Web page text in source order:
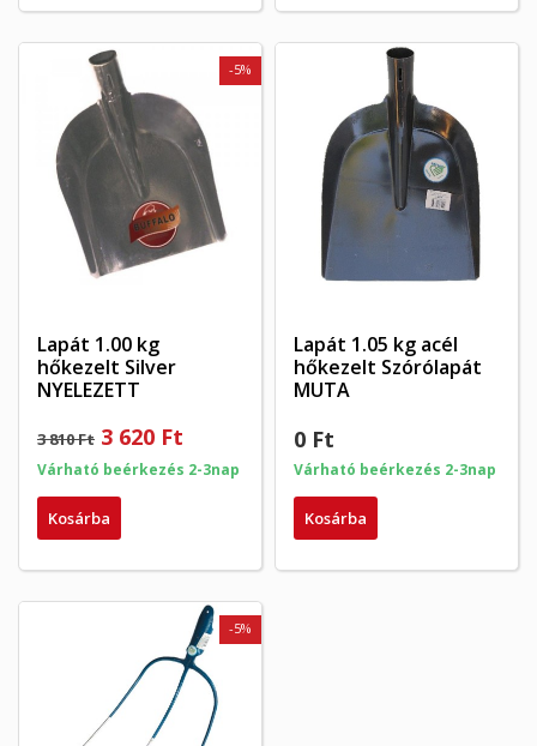
Lapát 1.00 kg
hőkezelt Silver
NYELEZETT
3 810 Ft
-5%
3 620 Ft
Várható beérkezés 2-3nap
Kosárba
Lapát 1.05 kg acél
hőkezelt Szórólapát
MUTA
0 Ft
Várható beérkezés 2-3nap
Kosárba
-5%
My wishlists ×
Create new list
((modalTitle)) ×
((confirmMessage))
((modalDeleteText))
Kívánságlista létrehozása ×
Kívánságlista neve
Bejelentkezés ×
Be kell jelentkezned a termékek kívánságlistába történő
mentéséhez.